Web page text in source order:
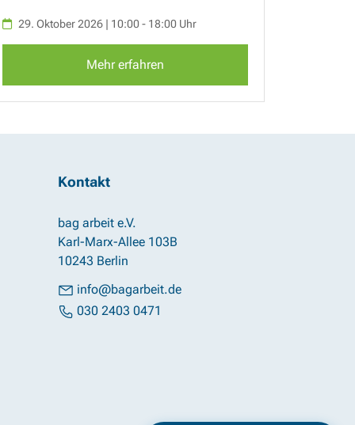
29. Oktober 2026 | 10:00 - 18:00 Uhr
Mehr erfahren
Kontakt
bag arbeit e.V.
Karl-Marx-Allee 103B
10243 Berlin
info@bagarbeit.de
030 2403 0471